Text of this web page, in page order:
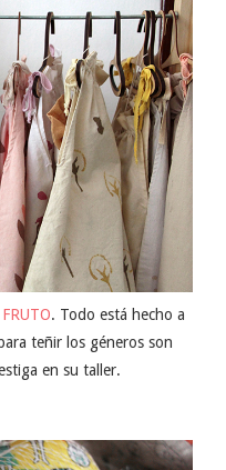
FRUTO. Todo está hecho a
teñir los géneros son
en su taller.